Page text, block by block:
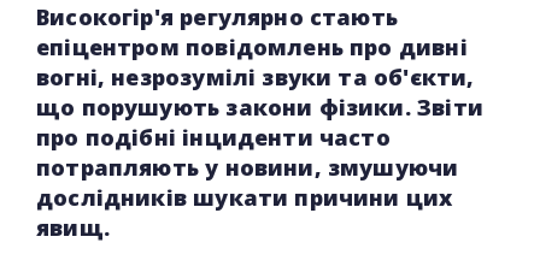
Високогір'я регулярно стають
епіцентром повідомлень про дивні
вогні, незрозумілі звуки та об'єкти,
що порушують закони фізики. Звіти
про подібні інциденти часто
потрапляють у новини, змушуючи
дослідників шукати причини цих
явищ.